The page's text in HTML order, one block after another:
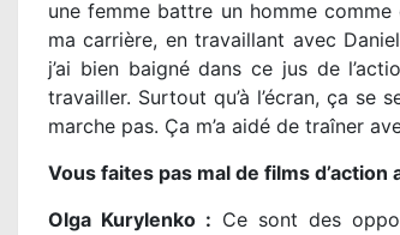
une femme battre un homme
ma carrière, en travaillant avec
j’ai bien baigné dans ce jus de
travailler. Surtout qu’à l’écran, ça se
marche pas. Ça m’a aidé de traîner
Vous faites pas mal de films
Olga Kurylenko : Ce sont des